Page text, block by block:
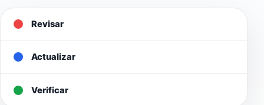
Revisar
Actualizar
Verificar